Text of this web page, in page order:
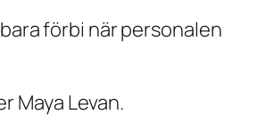
förbi när personalen
Maya Levan.